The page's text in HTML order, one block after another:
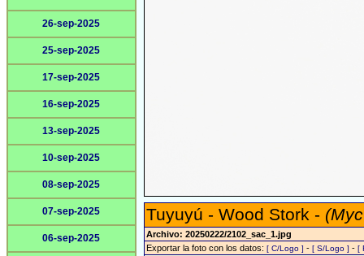
26-sep-2025
25-sep-2025
17-sep-2025
16-sep-2025
13-sep-2025
10-sep-2025
08-sep-2025
07-sep-2025
06-sep-2025
Tuyuyú - Wood Stork -
Archivo: 20250222/2102_sac_1.jpg
Exportar la foto con los datos: [ C/Logo ] - [ S/Logo ] - [